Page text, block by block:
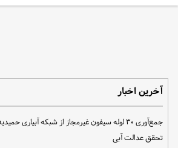
آخرین اخبار
جمع‌آوری ۳۰ لوله سیفون غیرمجاز از شبکه آبیاری
تحقق عدالت آبی